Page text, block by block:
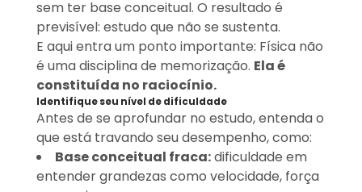
sem ter base conceitual. O resultado é
previsível: estudo que não se sustenta.
E aqui entra um ponto importante: Física não
é uma disciplina de memorização. Ela é
constituída no raciocínio.
Identifique seu nível de dificuldade
Antes de se aprofundar no estudo, entenda o
que está travando seu desempenho, como:
Base conceitual fraca:dificuldade em
entender grandezas como velocidade, força